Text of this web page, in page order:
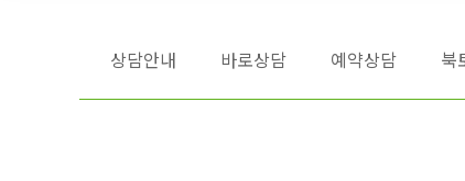
상담안내 바로상담 예약상담 북